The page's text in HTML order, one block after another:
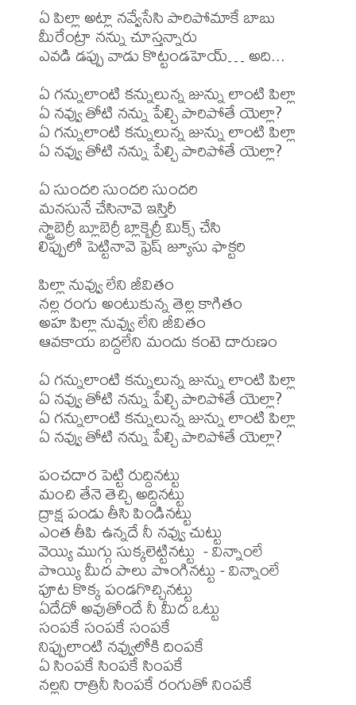
ఏ పిల్లా అట్లా నవ్వేసేసి పారిపోమాకే బాబు
మీరేంట్రా నన్ను చూస్తన్నారు
ఎవడి డప్పు వాడు కొట్టండహెయ్… అది...
ఏ గన్నులాంటి కన్నులున్న జున్ను లాంటి పిల్లా
ఏ నవ్వు తోటి నన్ను పేల్చి పారిపోతే యెల్లా?
ఏ గన్నులాంటి కన్నులున్న జున్ను లాంటి పిల్లా
ఏ నవ్వు తోటి నన్ను పేల్చి పారిపోతే యెల్లా?
ఏ సుందరి సుందరి సుందరి
మనసునే చేసినావె ఇస్తిరీ
స్ట్రాబెర్రీ బ్లూబెర్రీ బ్లాక్బెర్రీ మిక్స్ చేసి
లిప్పులో పెట్టినావె ఫ్రెష్ జ్యూసు ఫాక్టరి
పిల్లా నువ్వు లేని జీవితం
నల్ల రంగు అంటుకున్న తెల్ల కాగితం
అహ పిల్లా నువ్వు లేని జీవితం
ఆవకాయ బద్దలేని మందు కంటె దారుణం
ఏ గన్నులాంటి కన్నులున్న జున్ను లాంటి పిల్లా
ఏ నవ్వు తోటి నన్ను పేల్చి పారిపోతే యెల్లా?
ఏ గన్నులాంటి కన్నులున్న జున్ను లాంటి పిల్లా
ఏ నవ్వు తోటి నన్ను పేల్చి పారిపోతే యెల్లా?
పంచదార పెట్టి రుద్దినట్టు
మంచి తేనె తెచ్చి అద్దినట్టు
ద్రాక్ష పండు తీసి పిండినట్టు
ఎంత తీపి ఉన్నదే నీ నవ్వు చుట్టు
వెయ్యి ముగ్గు సుక్కలెట్టినట్టు  - విన్నాంలే
పొయ్యి మీద పాలు పొంగినట్టు - విన్నాంలే
పూట కొక్క పండగొచ్చినట్టు
ఏదేదో అవుతోందే నీ మీద ఒట్టు
సంపకే సంపకే సంపకే
నిప్పులాంటి నవ్వులోకి దింపకే
ఏ సింపకే సింపకే సింపకే
నల్లని రాత్రినీ సింపకే రంగుతో నింపకే